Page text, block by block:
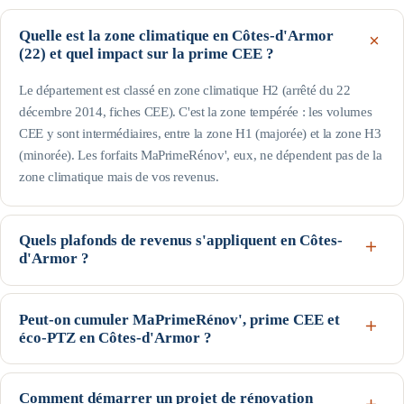
Quelle est la zone climatique en Côtes-d'Armor
(22) et quel impact sur la prime CEE ?
Le département est classé en zone climatique H2 (arrêté du 22
décembre 2014, fiches CEE). C'est la zone tempérée : les volumes
CEE y sont intermédiaires, entre la zone H1 (majorée) et la zone H3
(minorée). Les forfaits MaPrimeRénov', eux, ne dépendent pas de la
zone climatique mais de vos revenus.
Quels plafonds de revenus s'appliquent en Côtes-
d'Armor ?
Le département est hors Île-de-France : pour une personne seule, le
profil Bleu (très modestes) va jusqu'à 17 363 € de revenu fiscal de
référence, le Jaune jusqu'à 22 259 € et le Violet jusqu'à 31 185 € ;
au-delà, profil Rose. Les plafonds augmentent avec la taille du foyer
Peut-on cumuler MaPrimeRénov', prime CEE et
éco-PTZ en Côtes-d'Armor ?
Oui, ces trois dispositifs nationaux sont cumulables sur un même
projet, sous conditions d'éligibilité : MaPrimeRénov' et la prime CEE
Comment démarrer un projet de rénovation